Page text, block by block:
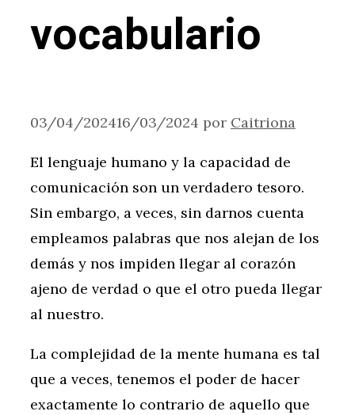
vocabulario
03/04/202416/03/2024 por Caitriona
El lenguaje humano y la capacidad de
comunicación son un verdadero tesoro.
Sin embargo, a veces, sin darnos cuenta
empleamos palabras que nos alejan de los
demás y nos impiden llegar al corazón
ajeno de verdad o que el otro pueda llegar
al nuestro.
La complejidad de la mente humana es tal
que a veces, tenemos el poder de hacer
exactamente lo contrario de aquello que